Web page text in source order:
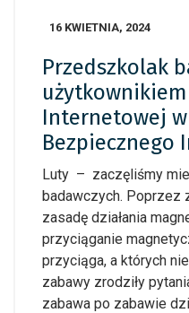
16 KWIETNIA, 2024
Przedszkolak
Internetowej w
Bezpiecznego
Luty – zaczęliśmy
badawczych. Poprzez
zasadę działania
przyciąganie
przyciąga, a których
zabawy zrodziły
zabawa po zabawie